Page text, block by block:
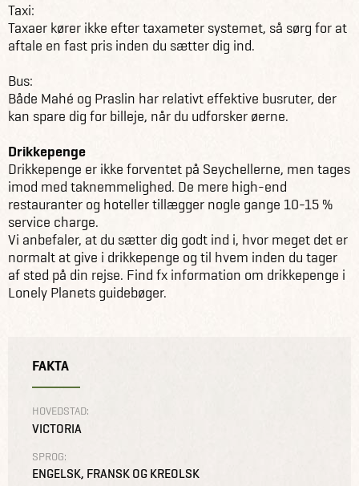
Taxi:
Taxaer kører ikke efter taxameter systemet, så sørg for at
aftale en fast pris inden du sætter dig ind.
Bus:
Både Mahé og Praslin har relativt effektive busruter, der
kan spare dig for billeje, når du udforsker øerne.
Drikkepenge
Drikkepenge er ikke forventet på Seychellerne, men tages
imod med taknemmelighed. De mere high-end
restauranter og hoteller tillægger nogle gange 10-15 %
service charge.
Vi anbefaler, at du sætter dig godt ind i, hvor meget det er
normalt at give i drikkepenge og til hvem inden du tager
af sted på din rejse. Find fx information om drikkepenge i
Lonely Planets guidebøger.
FAKTA
HOVEDSTAD:
VICTORIA
SPROG:
ENGELSK, FRANSK OG KREOLSK